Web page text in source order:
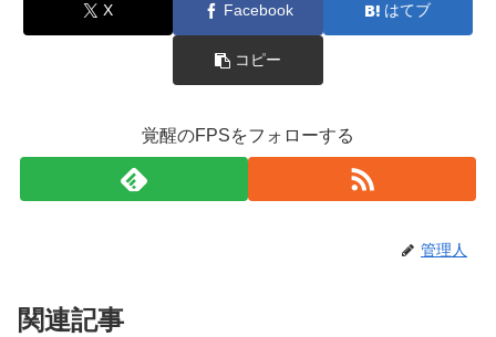
X Facebook はてブ
コピー
覚醒のFPSをフォローする
管理人
関連記事